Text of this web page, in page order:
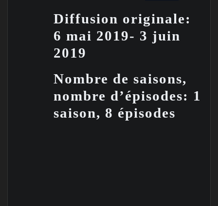
Diffusion originale:
6 mai 2019- 3 juin
2019
Nombre de saisons,
nombre d’épisodes: 1
saison, 8 épisodes